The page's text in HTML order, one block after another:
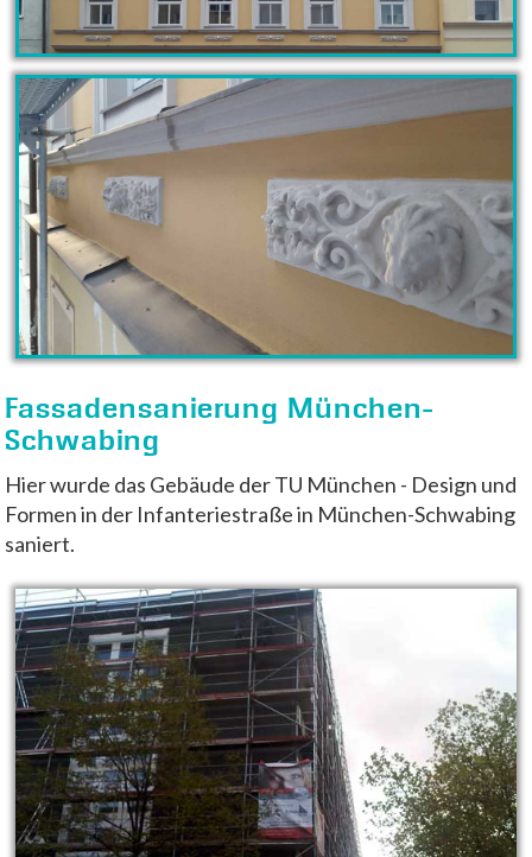
Fassadensanierung München-
Schwabing
Hier wurde das Gebäude der TU München - Design und
Formen in der Infanteriestraße in München-Schwabing
saniert.